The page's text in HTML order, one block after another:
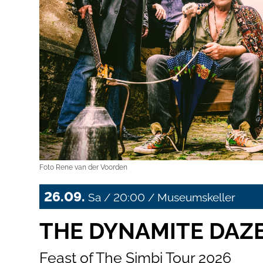
Foto Rene van der Voorden
26.09. Sa / 20:00 / Museumskeller
THE DYNAMITE
Feast of The Simbi Tour 2026